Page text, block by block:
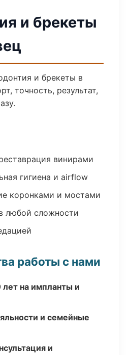
и брекеты
и брекеты в
точность, результат,
винирами
гигиена и airflow
коронками и мостами
любой сложности
работы с нами
лет на импланты и
и семейные
и